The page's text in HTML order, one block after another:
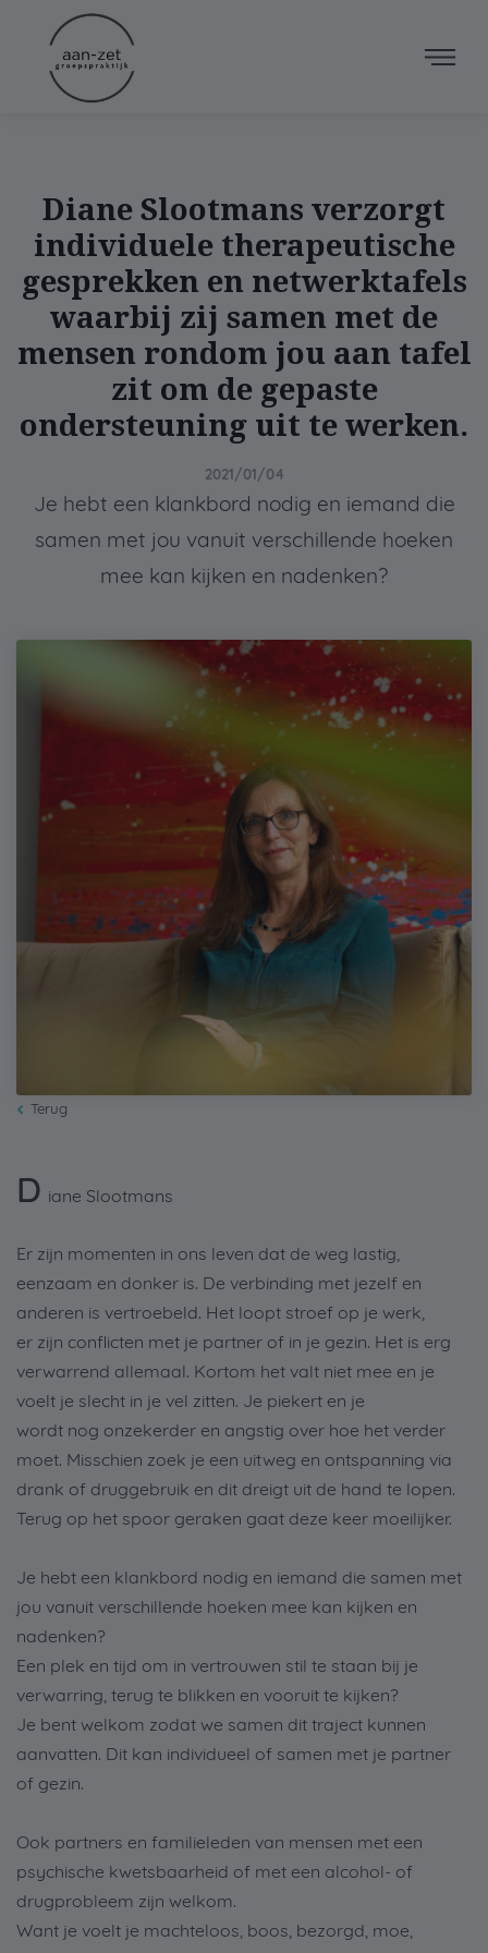
Diane Slootmans verzorgt
individuele therapeutische
gesprekken en netwerktafels
waarbij zij samen met de
mensen rondom jou aan tafel
zit om de gepaste
ondersteuning uit te werken.
2021/01/04
Je hebt een klankbord nodig en iemand die
samen met jou vanuit verschillende hoeken
mee kan kijken en nadenken?
Terug
D iane Slootmans
Er zijn momenten in ons leven dat de weg lastig,
eenzaam en donker is. De verbinding met jezelf en
anderen is vertroebeld. Het loopt stroef op je werk,
er zijn conflicten met je partner of in je gezin. Het is erg
verwarrend allemaal. Kortom het valt niet mee en je
voelt je slecht in je vel zitten. Je piekert en je
wordt nog onzekerder en angstig over hoe het verder
moet. Misschien zoek je een uitweg en ontspanning via
drank of druggebruik en dit dreigt uit de hand te lopen.
Terug op het spoor geraken gaat deze keer moeilijker.
Je hebt een klankbord nodig en iemand die samen met
jou vanuit verschillende hoeken mee kan kijken en
nadenken?
Een plek en tijd om in vertrouwen stil te staan bij je
verwarring, terug te blikken en vooruit te kijken?
Je bent welkom zodat we samen dit traject kunnen
aanvatten. Dit kan individueel of samen met je partner
of gezin.
Ook partners en familieleden van mensen met een
psychische kwetsbaarheid of met een alcohol- of
drugprobleem zijn welkom.
Want je voelt je machteloos, boos, bezorgd, moe,